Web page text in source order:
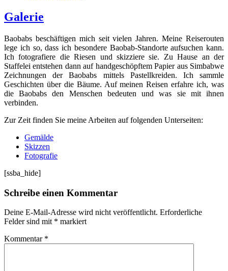
Galerie
Baobabs beschäftigen mich seit vielen Jahren. Meine Reiserouten
lege ich so, dass ich besondere Baobab-Standorte aufsuchen kann.
Ich fotografiere die Riesen und skizziere sie. Zu Hause an der
Staffelei entstehen dann auf handgeschöpftem Papier aus Simbabwe
Zeichnungen der Baobabs mittels Pastellkreiden. Ich sammle
Geschichten über die Bäume. Auf meinen Reisen erfahre ich, was
die Baobabs den Menschen bedeuten und was sie mit ihnen
verbinden.
Zur Zeit finden Sie meine Arbeiten auf folgenden Unterseiten:
Gemälde
Skizzen
Fotografie
[ssba_hide]
Schreibe einen Kommentar
Deine E-Mail-Adresse wird nicht veröffentlicht. Erforderliche
Felder sind mit * markiert
Kommentar *